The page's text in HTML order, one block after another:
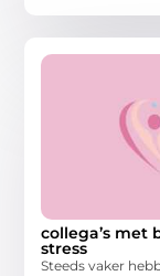
collega’s
stress
Steeds vaker